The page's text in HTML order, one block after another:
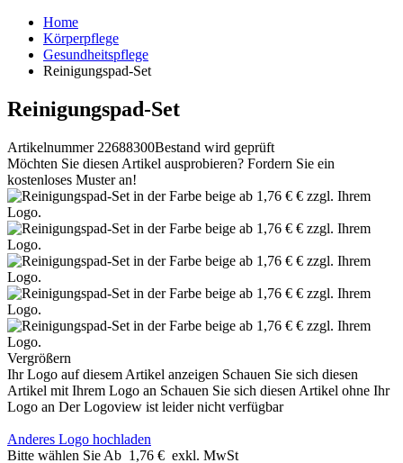
Home
Körperpflege
Gesundheitspflege
Reinigungspad-Set
Reinigungspad-Set
Artikelnummer 22688300Bestand wird geprüft
Möchten Sie diesen Artikel ausprobieren? Fordern Sie ein
kostenloses Muster an!
Vergrößern
Ihr Logo auf diesem Artikel anzeigen Schauen Sie sich diesen
Artikel mit Ihrem Logo an Schauen Sie sich diesen Artikel ohne Ihr
Logo an Der Logoview ist leider nicht verfügbar
Anderes Logo hochladen
Bitte wählen Sie Ab 1,76 € exkl. MwSt